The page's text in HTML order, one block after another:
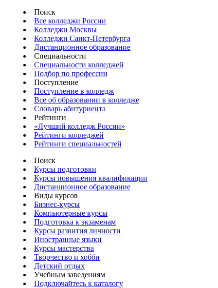
Поиск
Все колледжи России
Колледжи Москвы
Колледжи Санкт-Петербурга
Дистанционное образование
Специальности
Специальности колледжей
Подбор по профессии
Поступление
Поступление в колледж
Все об образовании в колледже
Словарь абитуриента
Рейтинги
«Лучший колледж России»
Рейтинги колледжей
Рейтинги специальностей
Поиск
Курсы подготовки
Курсы повышения квалификации
Дистанционное образование
Виды курсов
Бизнес-курсы
Компьютерные курсы
Подготовка к экзаменам
Курсы развития личности
Иностранные языки
Курсы мастерства
Творчество и хобби
Детский отдых
Учебным заведениям
Подключайтесь к каталогу